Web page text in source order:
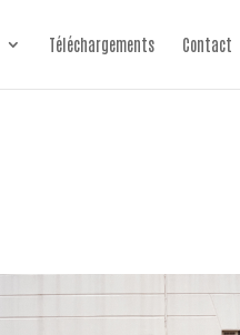
Téléchargements Contact